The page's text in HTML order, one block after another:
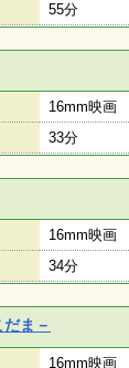
55分
16mm映画
33分
16mm映画
34分
ま－
16mm映画